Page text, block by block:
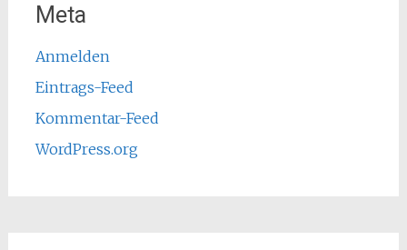
Meta
Anmelden
Eintrags-Feed
Kommentar-Feed
WordPress.org